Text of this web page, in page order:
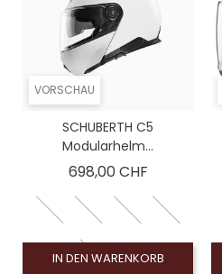
VORSCHAU
SCHUBERTH C5
Modularhelm...
698,00 CHFPreis
IN DEN WARENKORB